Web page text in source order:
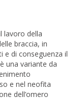
lavoro della
braccia, in
e di conseguenza il
una variante da
e nel neofita
dell’omero